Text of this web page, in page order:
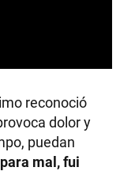
reconoció
dolor y
puedan
mal, fui